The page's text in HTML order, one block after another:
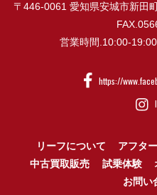
〒446-0061 愛知県安城市新
営業時間.10:00-
https://
リーフについて アフタ
中古買取販売
試乗体験
お問い